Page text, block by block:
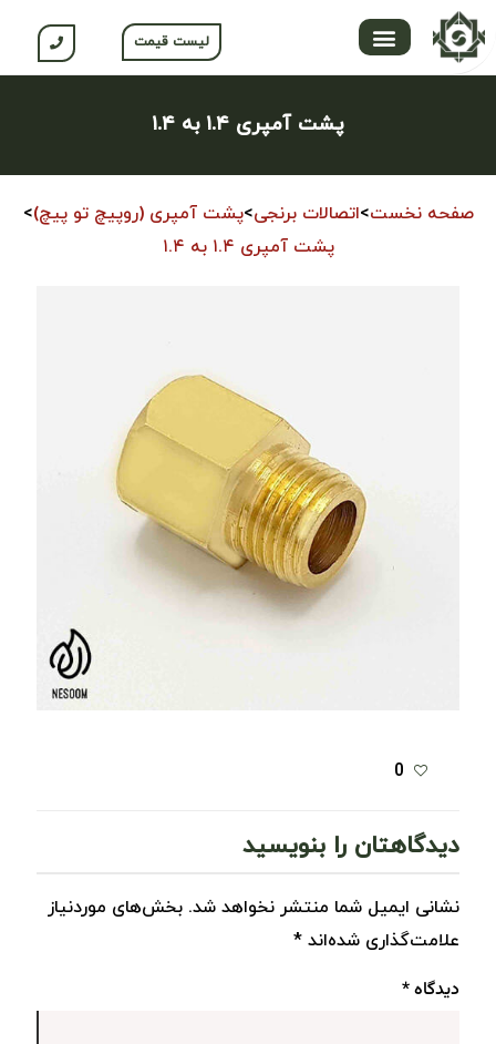
لیست قیمت
پشت آمپری ۱.۴ به ۱.۴
صفحه نخست>اتصالات برنجی>پشت آمپری (روپیچ تو پیچ)>
پشت آمپری ۱.۴ به ۱.۴
0
دیدگاهتان را بنویسید
نشانی ایمیل شما منتشر نخواهد شد. بخش‌های موردنیاز
علامت‌گذاری شده‌اند *
دیدگاه*